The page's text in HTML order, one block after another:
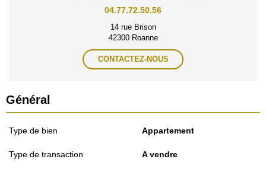
04.77.72.50.56
14 rue Brison
42300 Roanne
CONTACTEZ-NOUS
Général
Type de bien Appartement
Type de transaction A vendre